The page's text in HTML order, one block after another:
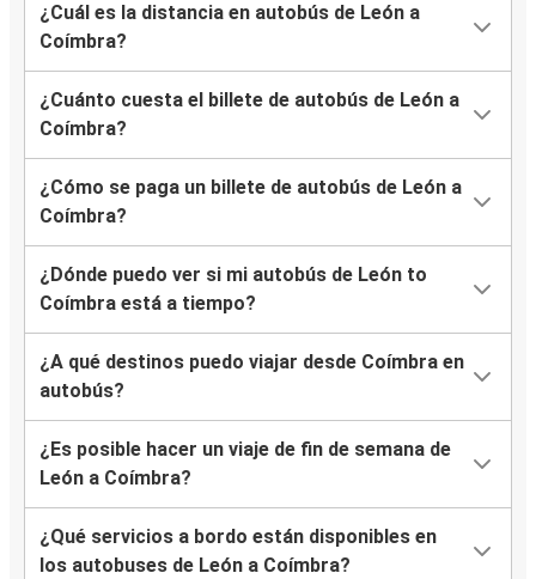
¿Cuál es la distancia en autobús de León a
Coímbra?
¿Cuánto cuesta el billete de autobús de León a
Coímbra?
¿Cómo se paga un billete de autobús de León a
Coímbra?
¿Dónde puedo ver si mi autobús de León to
Coímbra está a tiempo?
¿A qué destinos puedo viajar desde Coímbra en
autobús?
¿Es posible hacer un viaje de fin de semana de
León a Coímbra?
¿Qué servicios a bordo están disponibles en
los autobuses de León a Coímbra?